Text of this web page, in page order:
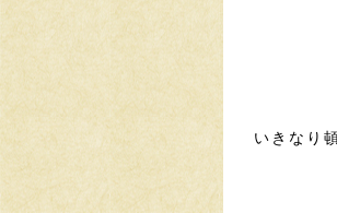
いきなり